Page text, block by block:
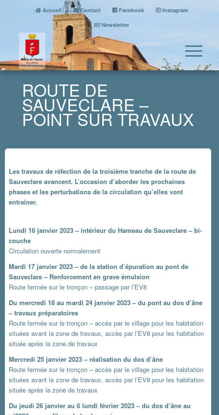
Accueil Contact Facebook
Instagram
Newsletter
ROUTE DE
SAUVECLARE –
POINT SUR TRAVAUX
Les travaux de réfection de la troisième tranche de la route de
Sauveclare avancent. L’occasion d’aborder les prochaines
phases et les perturbations de la circulation qu’elles vont
entraîner.
Lundi 16 janvier 2023 – intérieur du Hameau de Sauveclare – bi-
couche
Circulation ouverte normalement
Mardi 17 janvier 2023 – de la station d’épuration au pont de
Sauveclare – Renforcement en grave émulsion
Route fermée sur le tronçon – passage par l’EV8
Du mercredi 18 au mardi 24 janvier 2023 – du pont au dos d’âne
– travaux préparatoires
Route fermée sur le tronçon – accès par le village pour les habitation
situées avant la zone de travaux, accès par l’EV8 pour les habitation
située après la zone de travaux
Mercredi 25 janvier 2023 – réalisation du dos d’âne
Route fermée sur le tronçon – accès par le village pour les habitation
situées avant la zone de travaux, accès par l’EV8 pour les habitation
située après la zone de travaux
Du jeudi 26 janvier au 6 lundi février 2023 – du dos d’âne au